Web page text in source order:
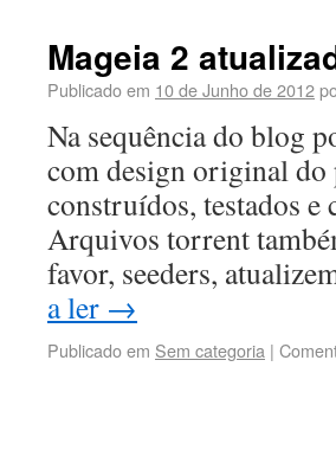
Mageia 2
Publicado em 10 de Junho de 2012
Na sequência do blog
com design original
construídos, testados
Arquivos torrent
favor, seeders,
a ler →
Publicado em Sem categoria |